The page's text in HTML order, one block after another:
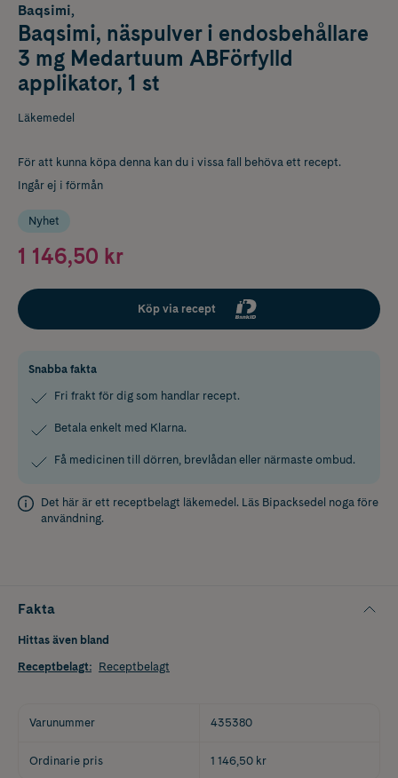
Baqsimi,
Baqsimi, näspulver i endosbehållare
3 mg Medartuum ABFörfylld
applikator, 1 st
Läkemedel
För att kunna köpa denna kan du i vissa fall behöva ett recept.
Ingår ej i förmån
Nyhet
1 146,50 kr
Köp via recept
Snabba fakta
Fri frakt för dig som handlar recept.
Betala enkelt med Klarna.
Få medicinen till dörren, brevlådan eller närmaste ombud.
Det här är ett receptbelagt läkemedel. Läs Bipacksedel noga före
användning.
Fakta
Hittas även bland
Receptbelagt: Receptbelagt
Varunummer 435380
Ordinarie pris 1 146,50 kr